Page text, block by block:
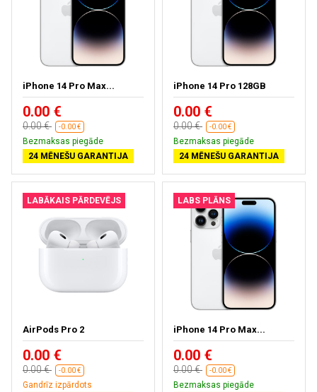
iPhone 14 Pro Max...
0.00 €
0.00 € -0.00 €
Bezmaksas piegāde
24 MĒNEŠU GARANTIJA
iPhone 14 Pro 128GB
0.00 €
0.00 € -0.00 €
Bezmaksas piegāde
24 MĒNEŠU GARANTIJA
LABĀKAIS PĀRDEVĒJS
AirPods Pro 2
0.00 €
0.00 € -0.00 €
Gandrīz izpārdots
LABS PLĀNS
iPhone 14 Pro Max...
0.00 €
0.00 € -0.00 €
Bezmaksas piegāde